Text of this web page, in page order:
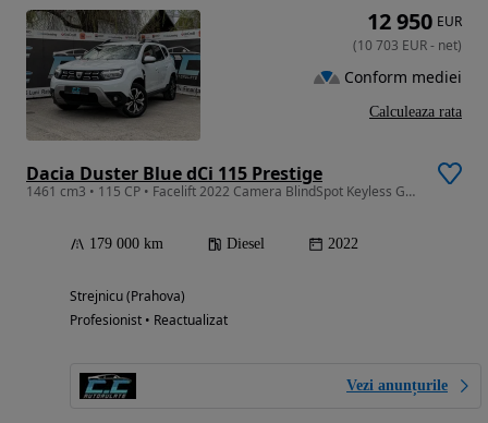
Dacia Duster Blue dCi 115 Prestige
1461 cm3 • 115 CP • Facelift 2022 Camera BlindSpot Keyless Garantie Rate
179 000 km Diesel 2022
Strejnicu (Prahova)
Profesionist • Reactualizat
Vezi anunțurile
12 950 EUR
(10 703 EUR- net)
Conform mediei
Calculeaza rata